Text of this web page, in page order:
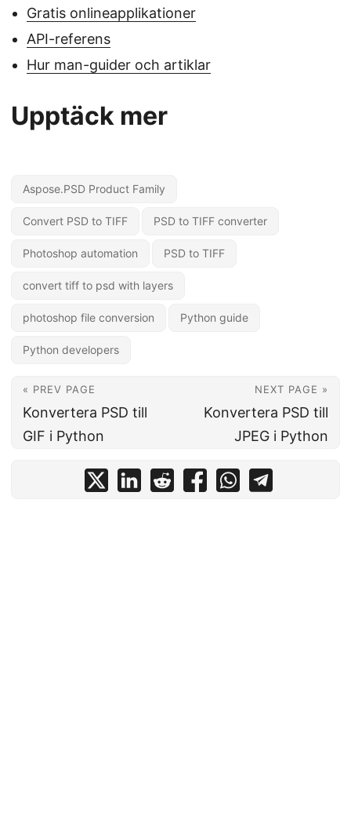
Gratis onlineapplikationer
API-referens
Hur man-guider och artiklar
Upptäck mer
Aspose.PSD Product Family
Convert PSD to TIFF PSD to TIFF converter
Photoshop automation PSD to TIFF
convert tiff to psd with layers
photoshop file conversion Python guide
Python developers
« PREV PAGE
Konvertera PSD till
GIF i Python
NEXT PAGE »
Konvertera PSD till
JPEG i Python